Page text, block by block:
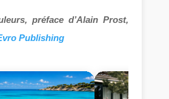
préface d’Alain Prost,
Publishing